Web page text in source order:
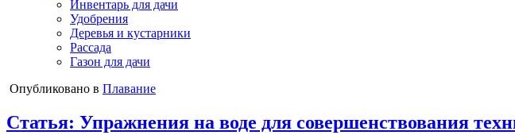
Инвентарь для дачи
Удобрения
Деревья и кустарники
Рассада
Газон для дачи
Опубликовано в Плавание
Статья: Упражнения на воде для совершенствования